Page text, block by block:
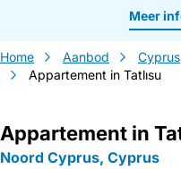
Meer
Home Aanbod Cyprus
Appartement in Tatlısu
Appartement in
Noord Cyprus, Cyprus